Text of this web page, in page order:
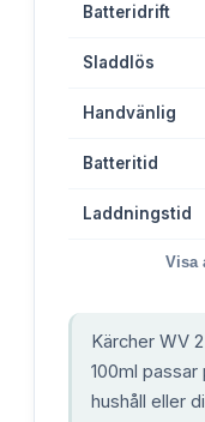
Batteridrift
Sladdlös
Handvänlig
Batteritid
Laddningstid
Visa
Kärcher WV
100ml
hushåll eller